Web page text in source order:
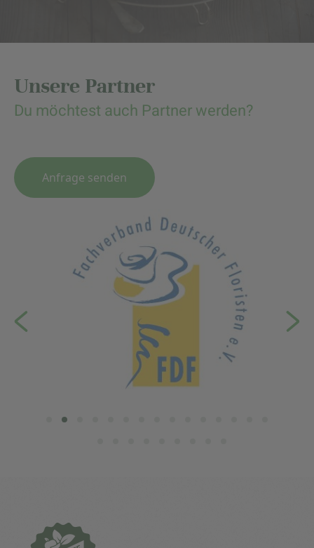
Unsere Partner
Du möchtest auch Partner werden?
Anfrage senden